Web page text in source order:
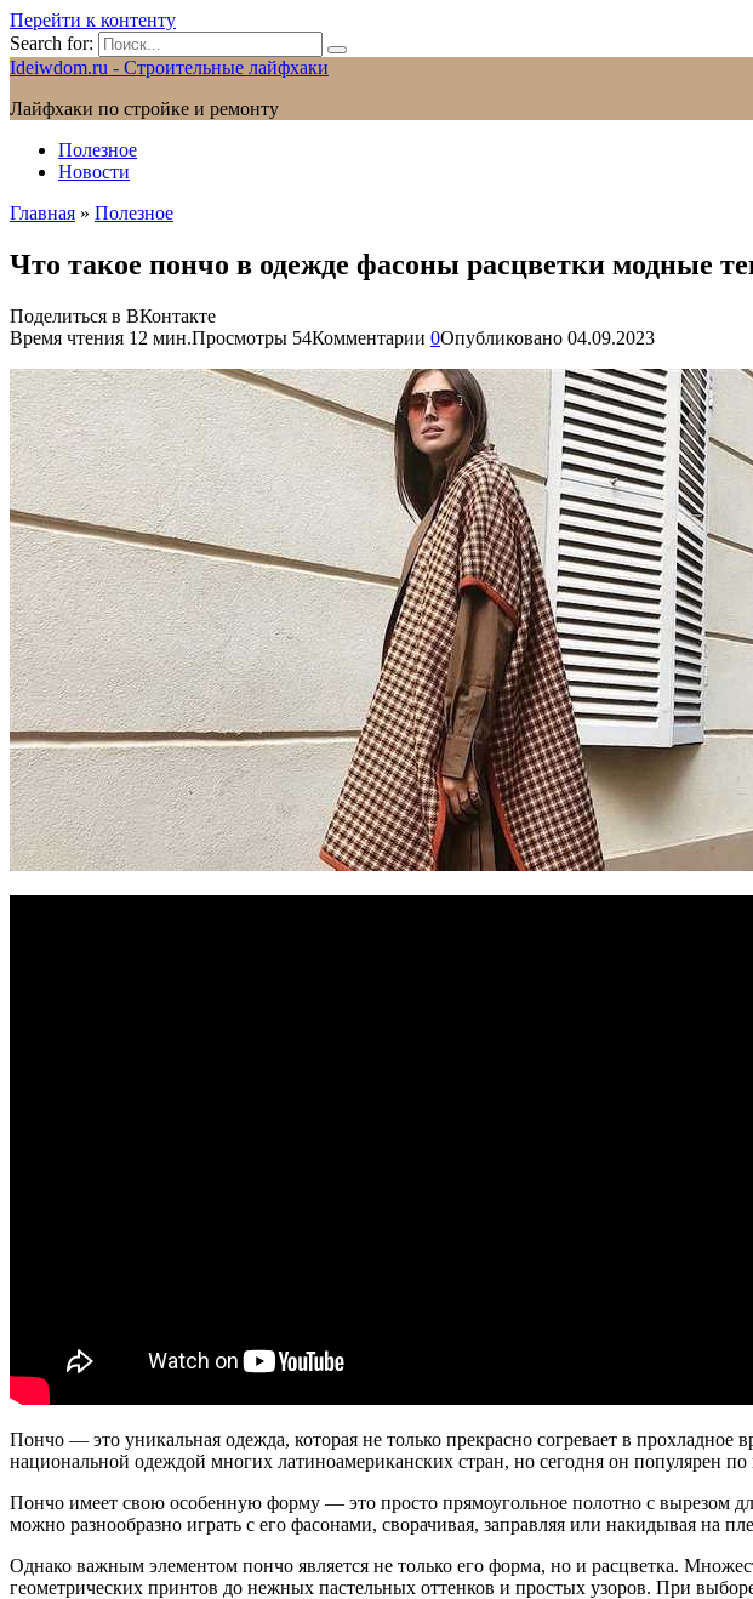
Перейти к контенту
Search for:
Ideiwdom.ru - Строительные лайфхаки
Лайфхаки по стройке и ремонту
Полезное
Новости
Главная » Полезное
Что такое пончо в одежде фасоны расцветки модные
Поделиться в ВКонтакте
Время чтения 12 мин.Просмотры 54Комментарии 0Опубликовано 04.09.2023
Пончо — это уникальная одежда, которая не только прекрасно согревает в прохладное
национальной одеждой многих латиноамериканских стран, но сегодня он популярен по
Пончо имеет свою особенную форму — это просто прямоугольное полотно с вырезом
можно разнообразно играть с его фасонами, сворачивая, заправляя или накидывая на
Однако важным элементом пончо является не только его форма, но и расцветка.
геометрических принтов до нежных пастельных оттенков и простых узоров. При